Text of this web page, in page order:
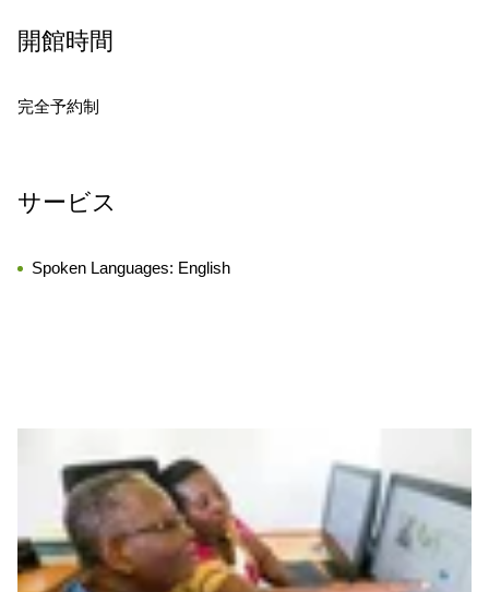
開館時間
完全予約制
サービス
Spoken Languages: English